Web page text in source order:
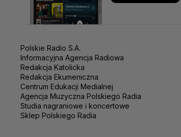
Polskie Radio S.A.
Informacyjna Agencja Radiowa
Redakcja Katolicka
Redakcja Ekumeniczna
Centrum Edukacji Medialnej
Agencja Muzyczna Polskiego Radia
Studia nagraniowe i koncertowe
Sklep Polskiego Radia